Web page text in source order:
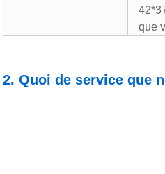
que
2. Quoi de service que